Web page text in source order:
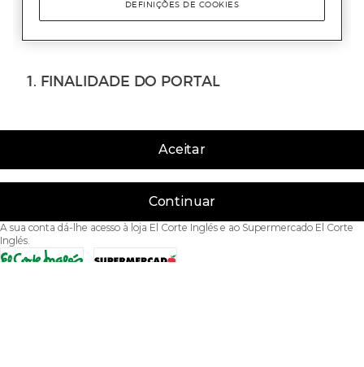
Aceitar
Continuar
A sua conta dá-lhe acesso à loja El Corte Inglés e ao Supermercado El Corte
Inglés.